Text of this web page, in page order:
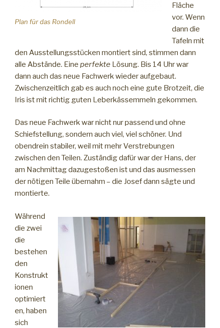
Plan für das Rondell
Fläche
vor. Wenn
dann die
Tafeln mit
den Ausstellungsstücken montiert sind, stimmen dann
alle Abstände. Eine perfekte Lösung. Bis 14 Uhr war
dann auch das neue Fachwerk wieder aufgebaut.
Zwischenzeitlich gab es auch noch eine gute Brotzeit, die
Iris ist mit richtig guten Leberkässemmeln gekommen.
Das neue Fachwerk war nicht nur passend und ohne
Schiefstellung, sondern auch viel, viel schöner. Und
obendrein stabiler, weil mit mehr Verstrebungen
zwischen den Teilen. Zuständig dafür war der Hans, der
am Nachmittag dazugestoßen ist und das ausmessen
der nötigen Teile übernahm – die Josef dann sägte und
montierte.
Während
die zwei
die
bestehen
den
Konstrukt
ionen
optimiert
en, haben
sich